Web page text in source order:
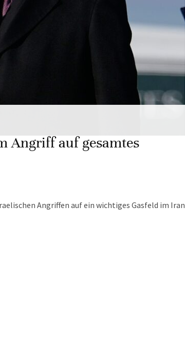
Angriff auf gesamtes
Angriffen auf ein wichtiges Gasfeld im Iran